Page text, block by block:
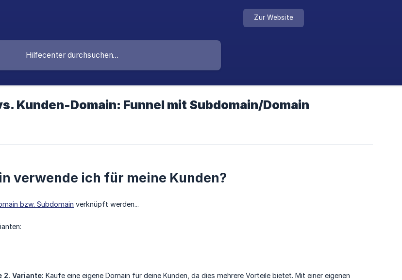
Zur Website
Kunden-Domain: Funnel mit Subdomain/Domain
verwende ich für meine Kunden?
bzw. Subdomain verknüpft werden...
2. Variante: Kaufe eine eigene Domain für deine Kunden, da dies mehrere Vorteile bietet. Mit einer eigenen